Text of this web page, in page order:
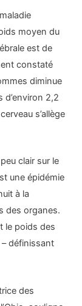
moyen du
est de
constaté
diminue
d’environ 2,2
s’allège
clair sur le
une épidémie
à la
des organes.
le poids des
définissant
des